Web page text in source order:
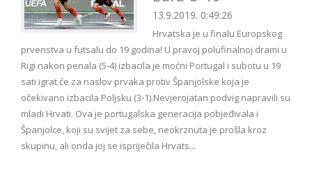
13.9.2019. 0:49:26
Hrvatska je u finalu Europskog
prvenstva u futsalu do 19 godina! U pravoj polufinalnoj drami u
Rigi nakon penala (5-4) izbacila je moćni Portugal i subotu u 19
sati igrat će za naslov prvaka protiv Španjolske koja je
očekivano izbacila Poljsku (3-1).Nevjerojatan podvig napravili su
mladi Hrvati. Ova je portugalska generacija pobjeđivala i
Španjolce, koji su svijet za sebe, neokrznuta je prošla kroz
skupinu, ali onda joj se ispriječila Hrvats...